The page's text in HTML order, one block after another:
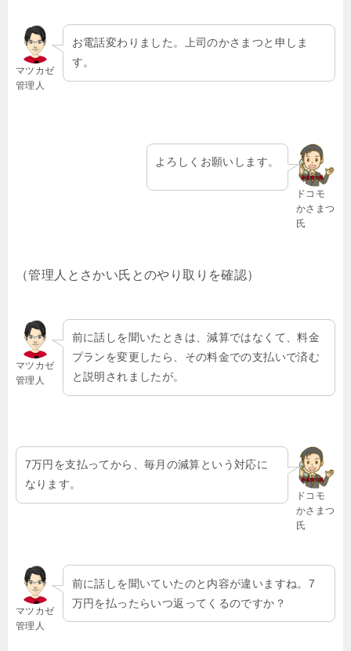
マツカゼ
管理人
お電話変わりました。上司のかさまつと申しま
す。
ドコモ
かさまつ
氏
よろしくお願いします。
（管理人とさかい氏とのやり取りを確認）
マツカゼ
管理人
前に話しを聞いたときは、減算ではなくて、料金
プランを変更したら、その料金での支払いで済む
と説明されましたが。
ドコモ
かさまつ
氏
7万円を支払ってから、毎月の減算という対応に
なります。
マツカゼ
管理人
前に話しを聞いていたのと内容が違いますね。7
万円を払ったらいつ返ってくるのですか？